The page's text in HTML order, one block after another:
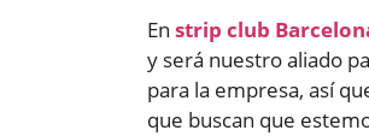
En strip club
y será nuestro aliado
para la empresa, así
que buscan que